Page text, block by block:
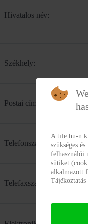
Hivatalos név:
Székhely:
Postai cím:
Telefonszám:
Telefaxszám:
A tife.hu-n
szükséges
felhasználói
sütiket
alkalmazott